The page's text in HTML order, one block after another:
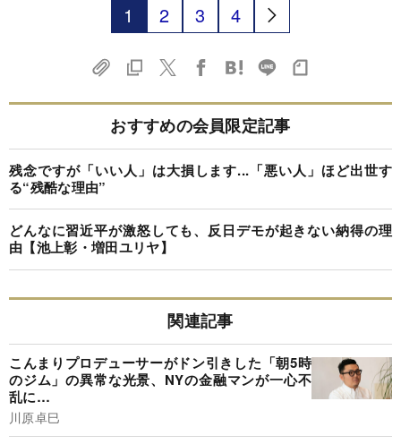
1 2 3 4
おすすめの会員限定記事
残念ですが「いい人」は大損します...「悪い人」ほど出世す
る“残酷な理由”
どんなに習近平が激怒しても、反日デモが起きない納得の理
由【池上彰・増田ユリヤ】
関連記事
こんまりプロデューサーがドン引きした「朝5時
のジム」の異常な光景、NYの金融マンが一心不
乱に…
川原卓巳